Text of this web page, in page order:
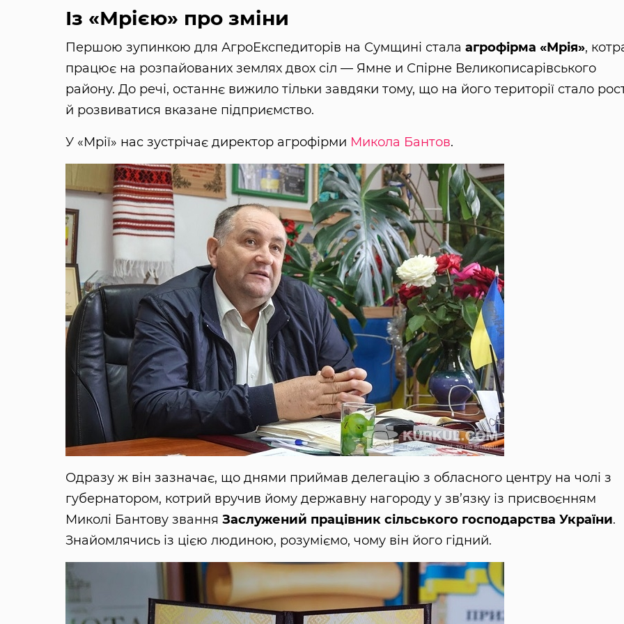
Із «Мрією» про зміни
Першою зупинкою для АгроЕкспедиторів на Сумщині стала агрофірма «Мрія»,
працює на розпайованих землях двох сіл — Ямне и Спірне Великописарівського
району. До речі, останнє вижило тільки завдяки тому, що на його території стало
й розвиватися вказане підприємство.
У «Мрії» нас зустрічає директор агрофірми Микола Бантов.
Одразу ж він зазначає, що днями приймав делегацію з обласного центру на чолі з
губернатором, котрий вручив йому державну нагороду у зв’язку із присвоєнням
Миколі Бантову звання Заслужений працівник сільського господарства України.
Знайомлячись із цією людиною, розуміємо, чому він його гідний.